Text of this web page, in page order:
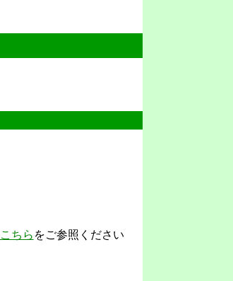
こちら をご参照ください